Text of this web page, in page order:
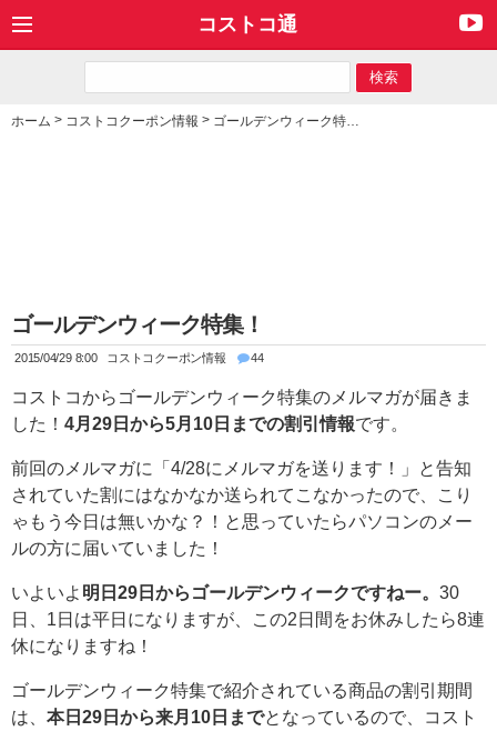
コストコ通
ホーム > コストコクーポン情報 > ゴールデンウィーク特集！
ゴールデンウィーク特集！
2015/04/29 8:00 コストコクーポン情報 44
コストコからゴールデンウィーク特集のメルマガが届きま
した！ 4月29日から5月10日までの割引情報です。
前回のメルマガに「4/28にメルマガを送ります！」と告知
されていた割にはなかなか送られてこなかったので、こり
ゃもう今日は無いかな？！と思っていたらパソコンのメー
ルの方に届いていました！
いよいよ 明日29日からゴールデンウィークですねー。 30
日、1日は平日になりますが、この2日間をお休みしたら8連
休になりますね！
ゴールデンウィーク特集で紹介されている商品の割引期間
は、 本日29日から来月10日までとなっているので、コスト